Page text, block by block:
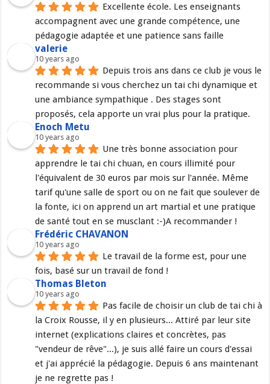
Excellente école. Les enseignants
accompagnent avec une grande compétence, une
pédagogie adaptée et une patience sans faille
valerie
10 years ago
Depuis trois ans dans ce club je vous le
recommande si vous cherchez un tai chi dynamique et
une ambiance sympathique . Des stages sont
proposés, cela apporte un vrai plus pour la pratique.
Enoch Metu
10 years ago
Une très bonne association pour
apprendre le tai chi chuan, en cours illimité pour
l'équivalent de 30 euros par mois sur l'année. Même
tarif qu'une salle de sport ou on ne fait que soulever de
la fonte, ici on apprend un art martial et une pratique
de santé tout en se musclant :-)A recommander !
Frédéric CHAVANON
10 years ago
Le travail de la forme est, pour une
fois, basé sur un travail de fond !
Thomas Bleton
10 years ago
Pas facile de choisir un club de tai chi à
la Croix Rousse, il y en plusieurs... Attiré par leur site
internet (explications claires et concrètes, pas
"vendeur de rêve"...), je suis allé faire un cours d'essai
et j'ai apprécié la pédagogie. Depuis 6 ans maintenant
je ne regrette pas !